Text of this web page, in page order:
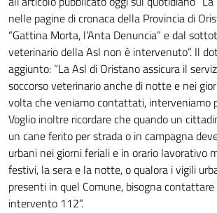
nelle pagine di cronaca della Provincia di
“Gattina Morta, l’Anta Denuncia” e dal
veterinario della Asl non è intervenuto”. Il
aggiunto: “La Asl di Oristano assicura il
soccorso veterinario anche di notte e nei
volta che veniamo contattati, interveniamo
Voglio inoltre ricordare che quando un
un cane ferito per strada o in campagna
urbani nei giorni feriali e in orario lavorativo
festivi, la sera e la notte, o qualora i vigili
presenti in quel Comune, bisogna
intervento 112”.